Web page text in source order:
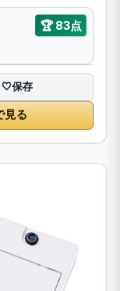
🏆83点
🤍保存
見る